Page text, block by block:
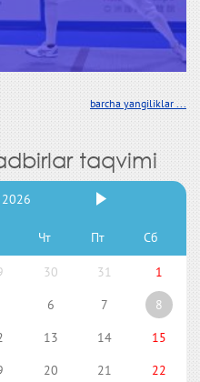
barcha yangiliklar ...
taqvimi
2026
Чт Пт Сб
30 31
1
6 7
8
13 14
15
20 21
22